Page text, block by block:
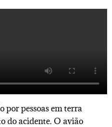
por pessoas em terra
do acidente. O avião